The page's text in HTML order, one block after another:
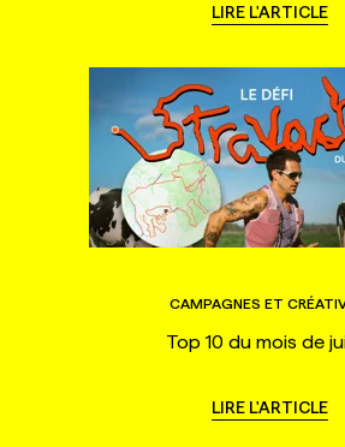
LIRE L'ARTICLE
CAMPAGNES ET
Top 10 du mois de
LIRE L'ARTICLE